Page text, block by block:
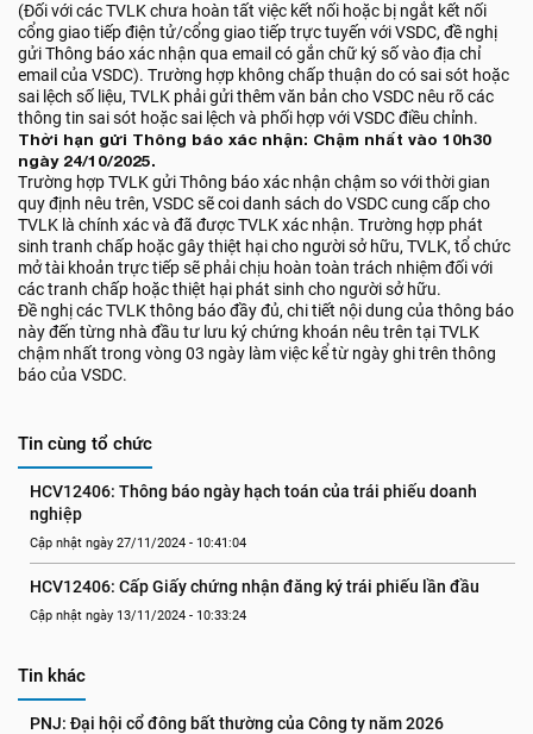
(Đối với các TVLK chưa hoàn tất việc kết nối hoặc bị ngắt kết nối
cổng giao tiếp điện tử/cổng giao tiếp trực tuyến với VSDC, đề nghị
gửi Thông báo xác nhận qua email có gắn chữ ký số vào địa chỉ
email của VSDC). Trường hợp không chấp thuận do có sai sót hoặc
sai lệch số liệu, TVLK phải gửi thêm văn bản cho VSDC nêu rõ các
thông tin sai sót hoặc sai lệch và phối hợp với VSDC điều chỉnh.
Thời hạn gửi Thông báo xác nhận: Chậm nhất vào 10h30
ngày 24/10/2025.
Trường hợp TVLK gửi Thông báo xác nhận chậm so với thời gian
quy định nêu trên, VSDC sẽ coi danh sách do VSDC cung cấp cho
TVLK là chính xác và đã được TVLK xác nhận. Trường hợp phát
sinh tranh chấp hoặc gây thiệt hại cho người sở hữu, TVLK, tổ chức
mở tài khoản trực tiếp sẽ phải chịu hoàn toàn trách nhiệm đối với
các tranh chấp hoặc thiệt hại phát sinh cho người sở hữu.
Đề nghị các TVLK thông báo đầy đủ, chi tiết nội dung của thông báo
này đến từng nhà đầu tư lưu ký chứng khoán nêu trên tại TVLK
chậm nhất trong vòng 03 ngày làm việc kể từ ngày ghi trên thông
báo của VSDC.
Tin cùng tổ chức
HCV12406: Thông báo ngày hạch toán của trái phiếu doanh
nghiệp
Cập nhật ngày 27/11/2024 - 10:41:04
HCV12406: Cấp Giấy chứng nhận đăng ký trái phiếu lần đầu
Cập nhật ngày 13/11/2024 - 10:33:24
Tin khác
PNJ: Đại hội cổ đông bất thường của Công ty năm 2026